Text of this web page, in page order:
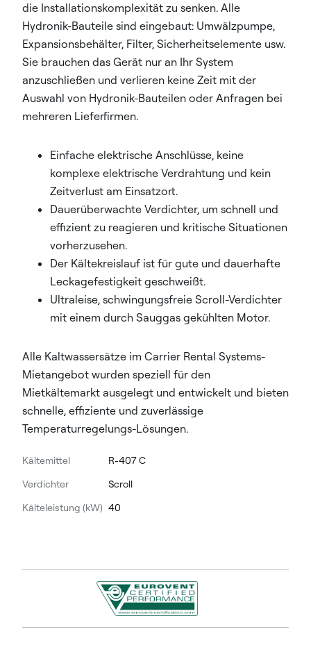
die Installationskomplexität zu senken. Alle
Hydronik-Bauteile sind eingebaut: Umwälzpumpe,
Expansionsbehälter, Filter, Sicherheitselemente usw.
Sie brauchen das Gerät nur an Ihr System
anzuschließen und verlieren keine Zeit mit der
Auswahl von Hydronik-Bauteilen oder Anfragen bei
mehreren Lieferfirmen.
Einfache elektrische Anschlüsse, keine
komplexe elektrische Verdrahtung und kein
Zeitverlust am Einsatzort.
Dauerüberwachte Verdichter, um schnell und
effizient zu reagieren und kritische Situationen
vorherzusehen.
Der Kältekreislauf ist für gute und dauerhafte
Leckagefestigkeit geschweißt.
Ultraleise, schwingungsfreie Scroll-Verdichter
mit einem durch Sauggas gekühlten Motor.
Alle Kaltwassersätze im Carrier Rental Systems-
Mietangebot wurden speziell für den
Mietkältemarkt ausgelegt und entwickelt und bieten
schnelle, effiziente und zuverlässige
Temperaturregelungs-Lösungen.
Kältemittel
R-407 C
Verdichter
Scroll
Kälteleistung (kW) 40